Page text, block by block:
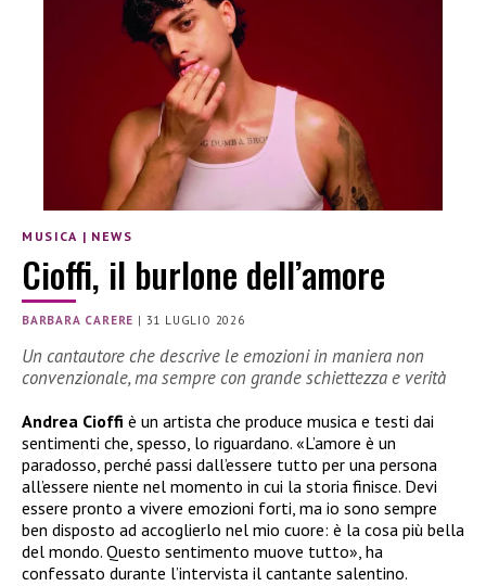
MUSICA | NEWS
Cioffi, il burlone dell’amore
BARBARA CARERE | 31 LUGLIO 2026
Un cantautore che descrive le emozioni in maniera non
convenzionale, ma sempre con grande schiettezza e verità
Andrea Cioffi è un artista che produce musica e testi dai
sentimenti che, spesso, lo riguardano. «L’amore è un
paradosso, perché passi dall’essere tutto per una persona
all’essere niente nel momento in cui la storia finisce. Devi
essere pronto a vivere emozioni forti, ma io sono sempre
ben disposto ad accoglierlo nel mio cuore: è la cosa più bella
del mondo. Questo sentimento muove tutto», ha
confessato durante l’intervista il cantante salentino.